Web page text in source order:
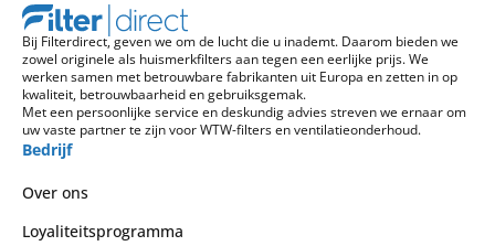
Bij Filterdirect, geven we om de lucht die u inademt. Daarom bieden we
zowel originele als huismerkfilters aan tegen een eerlijke prijs. We
werken samen met betrouwbare fabrikanten uit Europa en zetten in op
kwaliteit, betrouwbaarheid en gebruiksgemak.
Met een persoonlijke service en deskundig advies streven we ernaar om
uw vaste partner te zijn voor WTW-filters en ventilatieonderhoud.
Bedrijf
Over ons
Loyaliteitsprogramma